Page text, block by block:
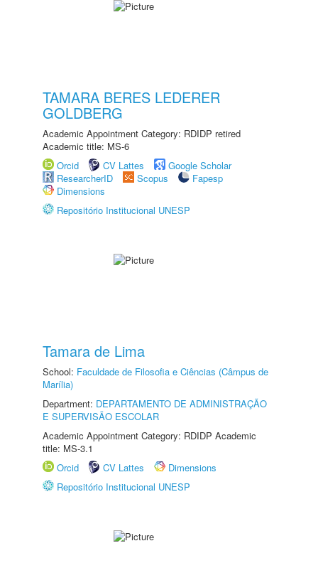
TAMARA BERES LEDERER
GOLDBERG
Academic Appointment Category: RDIDP retired
Academic title: MS-6
Orcid
CV Lattes
Google Scholar
ResearcherID
Scopus
Fapesp
Dimensions
Repositório Institucional UNESP
Tamara de Lima
School: Faculdade de Filosofia e Ciências (Câmpus de
Marília)
Department: DEPARTAMENTO DE ADMINISTRAÇÃO
E SUPERVISÃO ESCOLAR
Academic Appointment Category: RDIDP Academic
title: MS-3.1
Orcid
CV Lattes
Dimensions
Repositório Institucional UNESP